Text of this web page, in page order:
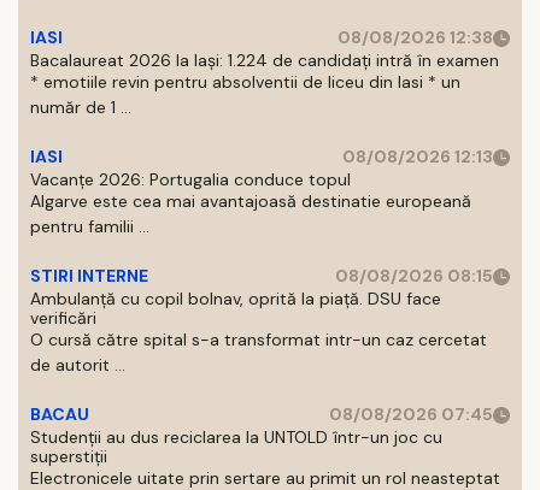
IASI
08/08/2026 12:38
Bacalaureat 2026 la Iași: 1.224 de candidați intră în examen
* emotiile revin pentru absolventii de liceu din Iasi * un
număr de 1 ...
IASI
08/08/2026 12:13
Vacanțe 2026: Portugalia conduce topul
Algarve este cea mai avantajoasă destinatie europeană
pentru familii ...
STIRI INTERNE
08/08/2026 08:15
Ambulanță cu copil bolnav, oprită la piață. DSU face
verificări
O cursă către spital s-a transformat intr-un caz cercetat
de autorit ...
BACAU
08/08/2026 07:45
Studenții au dus reciclarea la UNTOLD într-un joc cu
superstiții
Electronicele uitate prin sertare au primit un rol neasteptat